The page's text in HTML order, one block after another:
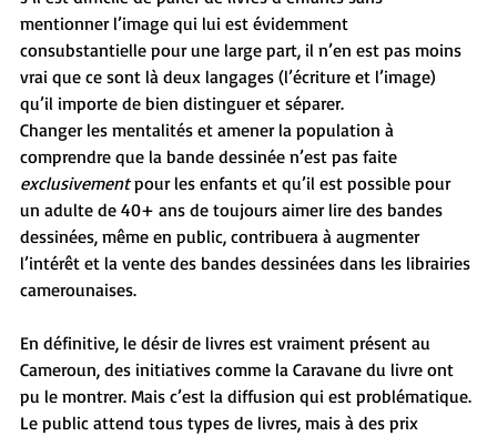
mentionner l’image qui lui est évidemment
consubstantielle pour une large part, il n’en est pas moins
vrai que ce sont là deux langages (l’écriture et l’image)
qu’il importe de bien distinguer et séparer.
Changer les mentalités et amener la population à
comprendre que la bande dessinée n’est pas faite
exclusivement pour les enfants et qu’il est possible pour
un adulte de 40+ ans de toujours aimer lire des bandes
dessinées, même en public, contribuera à augmenter
l’intérêt et la vente des bandes dessinées dans les librairies
camerounaises.
En définitive, le désir de livres est vraiment présent au
Cameroun, des initiatives comme la Caravane du livre ont
pu le montrer. Mais c’est la diffusion qui est problématique.
Le public attend tous types de livres, mais à des prix